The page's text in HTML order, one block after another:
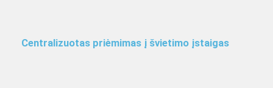
Centralizuotas priėmimas į švietimo įstaigas